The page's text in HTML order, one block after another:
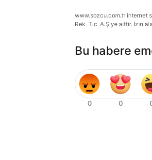
www.sozcu.com.tr internet
Rek. Tic. A.Ş'ye aittir. İzin
Bu habere